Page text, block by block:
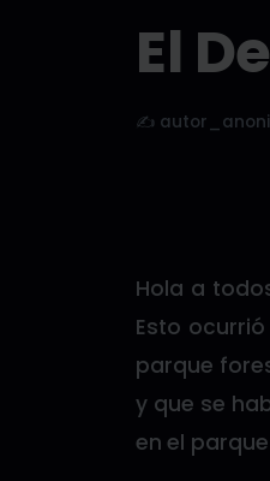
El
✍️
Hola a
Esto
parque
y que se
en el